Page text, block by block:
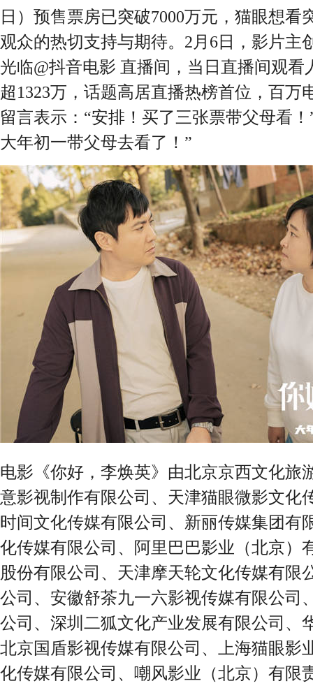
日）预售票房已突破7000万元，猫眼想看
观众的热切支持与期待。2月6日，影片主
光临@抖音电影 直播间，当日直播间观看
超1323万，话题高居直播热榜首位，百万
留言表示：“安排！买了三张票带父母看
大年初一带父母去看了！”
电影《你好，李焕英》由北京京西文化旅
意影视制作有限公司、天津猫眼微影文化
时间文化传媒有限公司、新丽传媒集团有
化传媒有限公司、阿里巴巴影业（北京）
股份有限公司、天津摩天轮文化传媒有限
公司、安徽舒茶九一六影视传媒有限公司
公司、深圳二狐文化产业发展有限公司、
北京国盾影视传媒有限公司、上海猫眼影
化传媒有限公司、嘲风影业（北京）有限